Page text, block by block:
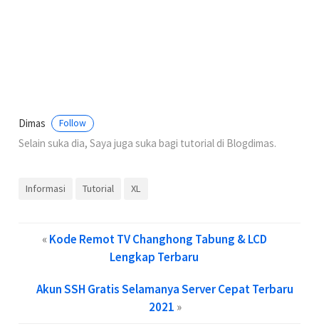
Dimas Follow
Selain suka dia, Saya juga suka bagi tutorial di Blogdimas.
Informasi Tutorial XL
«Kode Remot TV Changhong Tabung & LCD
Lengkap Terbaru
Akun SSH Gratis Selamanya Server Cepat Terbaru
2021 »